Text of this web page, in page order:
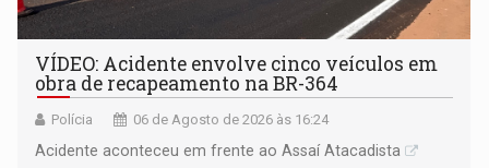
VÍDEO: Acidente envolve cinco veículos em
obra de recapeamento na BR-364
Polícia 06 de Agosto de 2026 às 16:24
Acidente aconteceu em frente ao Assaí Atacadista